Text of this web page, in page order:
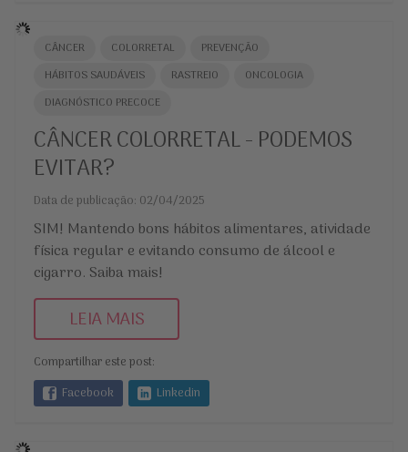
CÂNCER COLORRETAL
PREVENÇÃO
HÁBITOS SAUDÁVEIS
RASTREIO
ONCOLOGIA
DIAGNÓSTICO PRECOCE
CÂNCER COLORRETAL - PODEMOS
EVITAR?
Data de publicação: 02/04/2025
SIM! Mantendo bons hábitos alimentares, atividade
física regular e evitando consumo de álcool e
cigarro. Saiba mais!
LEIA MAIS
Compartilhar este post:
Facebook
Linkedin